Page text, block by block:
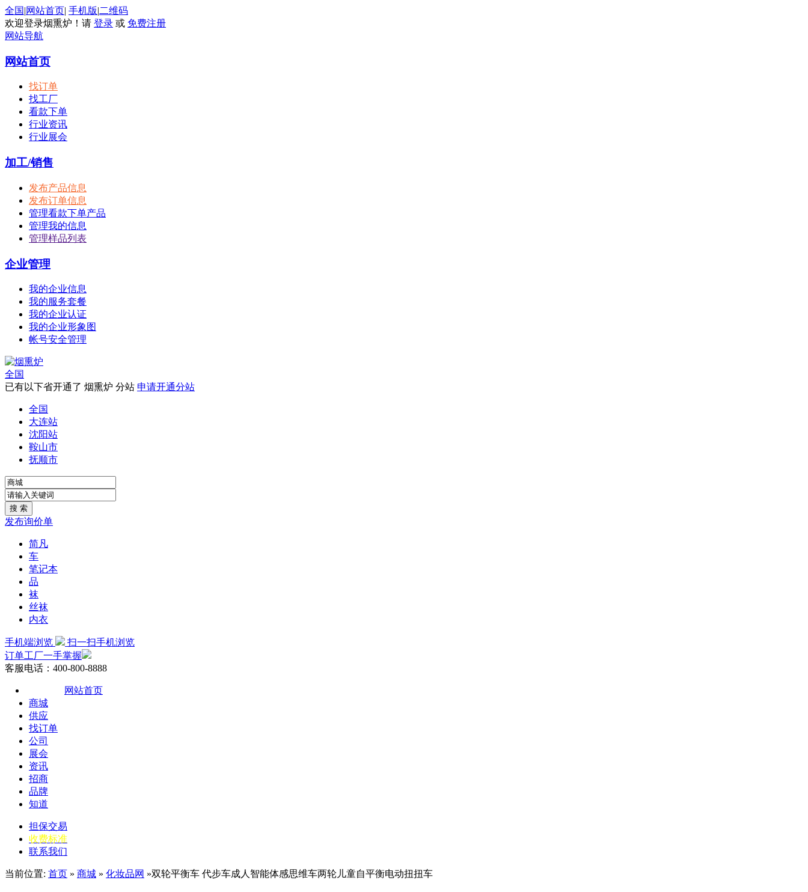
全国|网站首页| 手机版|二维码
欢迎登录烟熏炉！请 登录 或 免费注册
网站导航
网站首页
找订单
找工厂
看款下单
行业资讯
行业展会
加工/销售
发布产品信息
发布订单信息
管理看款下单产品
管理我的信息
管理样品列表
企业管理
我的企业信息
我的服务套餐
我的企业认证
我的企业形象图
帐号安全管理
全国
已有以下省开通了 烟熏炉 分站 申请开通分站
全国
大连站
沈阳站
鞍山市
抚顺市
发布询价单
简凡
车
笔记本
品
袜
丝袜
内衣
手机端浏览
扫一扫手机浏览
订单工厂一手掌握
客服电话：400-800-8888
网站首页
商城
供应
找订单
公司
展会
资讯
招商
品牌
知道
担保交易
收费标准
联系我们
当前位置: 首页 » 商城 » 化妆品网 »双轮平衡车 代步车成人智能体感思维车两轮儿童自平衡电动扭扭车